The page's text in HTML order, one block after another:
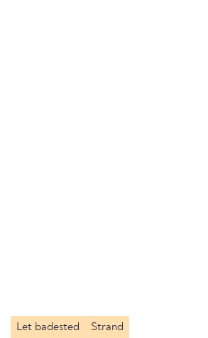
Let badested Strand